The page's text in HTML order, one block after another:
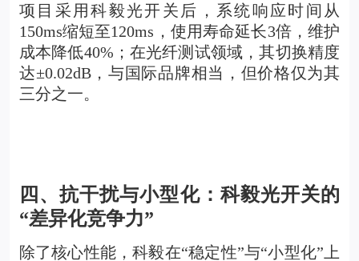
项目采用科毅光开关后，系统响应时间从
150ms缩短至120ms，使用寿命延长3倍，维护
成本降低40%；在光纤测试领域，其切换精度
达±0.02dB，与国际品牌相当，但价格仅为其
三分之一。
四、抗干扰与小型化：科毅光开关的
“差异化竞争力”
除了核心性能，科毅在“稳定性”与“小型化”上